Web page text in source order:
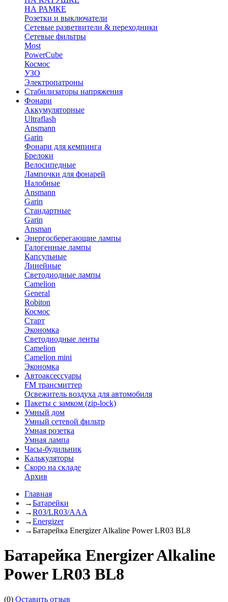
НА РАМКЕ
Розетки и выключатели
Сетевые разветвители & переходники
Сетевые фильтры
Most
PowerCube
Космос
УЗО
Электропатроны
Стабилизаторы напряжения
Фонари
Аккумуляторные
Ultraflash
Ansmann
Garin
Фонари для кемпинга
Брелоки
Велосипедные
Лампочки для фонарей
Налобные
Ansmann
Garin
Стандартные
Garin
Ansman
Энергосберегающие лампы
Галогенные лампы
Капсульные
Линейные
Светодиодные лампы
Camelion
General
Robiton
Космос
Старт
Экономка
Светодиодные ленты
Camelion
Camelion mini
Экономка
Автоаксессуары
FM трансмиттер
Освежитель воздуха для автомобиля
Пакеты с замком (zip-lock)
Умный дом
Умный сетевой фильтр
Умная розетка
Умная лампа
Часы-будильник
Калькуляторы
Скоро на складе
Архив
Главная
→Батарейки
→R03/LR03/AAA
→Energizer
→Батарейка Energizer Alkaline Power LR03 BL8
Батарейка Energizer Alkaline
Power LR03 BL8
(0) Оставить отзыв